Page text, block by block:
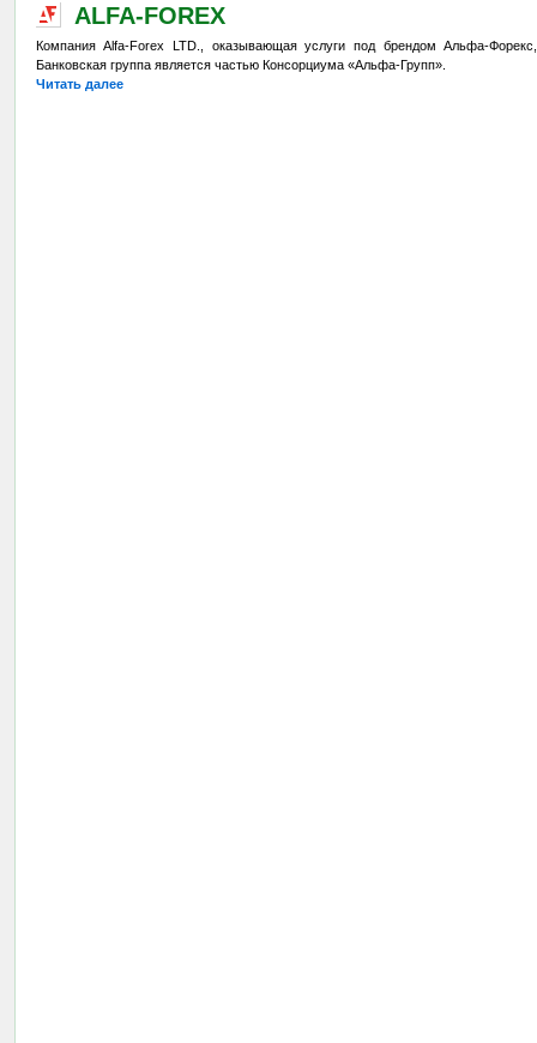
ALFA-FOREX
Компания Alfa-Forex LTD., оказывающая услуги под брендом Альфа-
Банковская группа является частью Консорциума «Альфа-Групп».
Читать далее